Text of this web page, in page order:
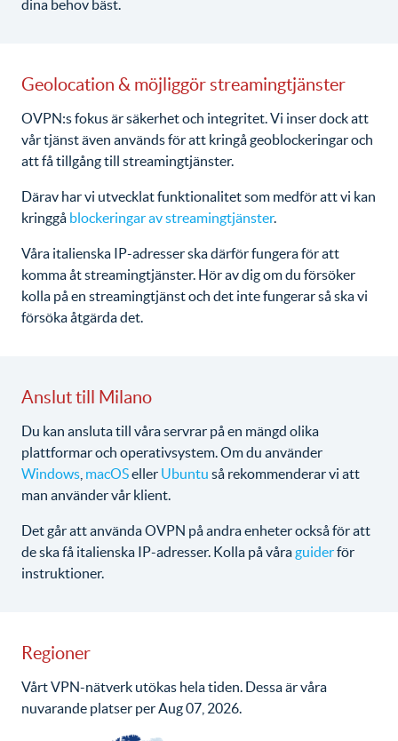
dina behov bäst.
Geolocation & möjliggör streamingtjänster
OVPN:s fokus är säkerhet och integritet. Vi inser dock att
vår tjänst även används för att kringå geoblockeringar och
att få tillgång till streamingtjänster.
Därav har vi utvecklat funktionalitet som medför att vi kan
kringgå blockeringar av streamingtjänster.
Våra italienska IP-adresser ska därför fungera för att
komma åt streamingtjänster. Hör av dig om du försöker
kolla på en streamingtjänst och det inte fungerar så ska vi
försöka åtgärda det.
Anslut till Milano
Du kan ansluta till våra servrar på en mängd olika
plattformar och operativsystem. Om du använder
Windows macOSeller Ubuntu så rekommenderar vi att
man använder vår klient.
Det går att använda OVPN på andra enheter också för att
de ska få italienska IP-adresser. Kolla på våraguiderför
instruktioner.
Regioner
Vårt VPN-nätverk utökas hela tiden. Dessa är våra
nuvarande platser per Aug 07, 2026.